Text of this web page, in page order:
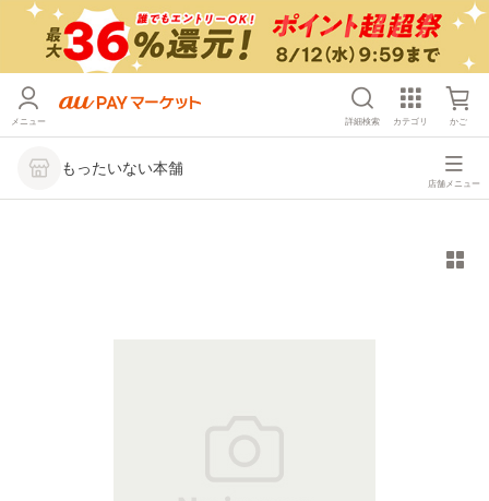
メニュー 詳細検索 カテゴリ かご
もったいない本舗
店舗メニュー